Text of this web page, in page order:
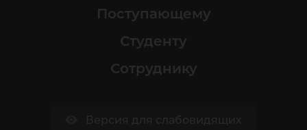
Поступающему
Студенту
Сотруднику